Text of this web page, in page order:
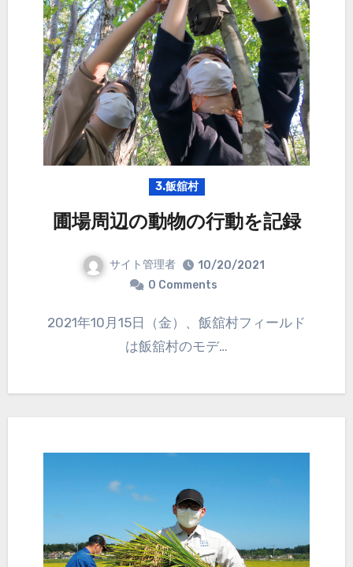
3.飯舘村
圃場周辺の動物の行動を記録
サイト管理者
10/20/2021
0 Comments
2021年10月15日（金）、飯舘村フィールド
は飯舘村のモデ…